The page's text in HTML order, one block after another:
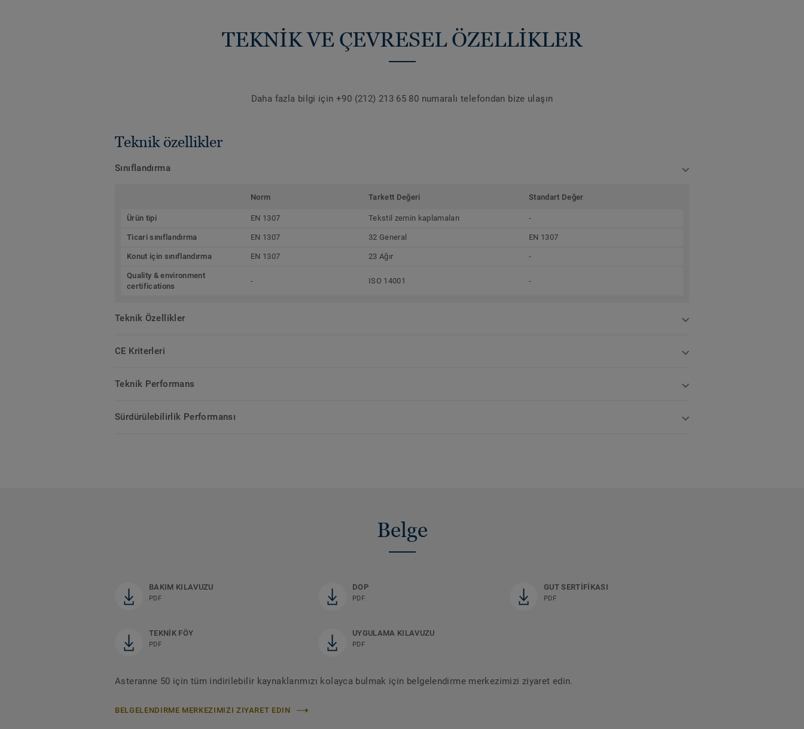
TEKNİK VE ÇEVRESEL ÖZELLİKLER
Daha fazla bilgi için +90 (212) 213 65 80 numaralı telefondan bize ulaşın
Teknik özellikler
Sınıflandırma
Norm Tarkett Değeri Standart Değer
Ürün tipi EN 1307 Tekstil zemin kaplamaları -
Ticari sınıflandırma EN 1307 32 General EN 1307
Konut için sınıflandırma EN 1307 23 Ağır -
Quality & environment
certifications
- ISO 14001 -
Teknik Özellikler
CE Kriterleri
Teknik Performans
Sürdürülebilirlik Performansı
Belge
BAKIM KILAVUZU
PDF
DOP
PDF
GUT SERTİFİKASI
PDF
TEKNİK FÖY
PDF
UYGULAMA KILAVUZU
PDF
Asteranne 50 için tüm indirilebilir kaynaklarımızı kolayca bulmak için belgelendirme merkezimizi ziyaret edin.
BELGELENDIRME MERKEZIMIZI ZIYARET EDIN